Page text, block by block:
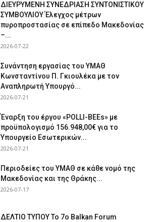
ΔΙΕΥΡΥΜΕΝΗ ΣΥΝΕΔΡΙΑΣΗ ΣΥΝΤΟΝΙΣΤΙΚΟΥ
ΣΥΜΒΟΥΛΙΟΥ Έλεγχος μέτρων
πυροπροστασίας σε επίπεδο Μακεδονίας
–...
2026-07-22
Συνάντηση εργασίας του ΥΜΑΘ
Κωνσταντίνου Π. Γκιουλέκα με τον
Αναπληρωτή Υπουργό...
2026-07-21
Έναρξη του έργου «POLLI-BEEs» με
προϋπολογισμό 156.948,00€ για το
Υπουργείο Εσωτερικών...
2026-07-21
Περιοδείες του ΥΜΑΘ σε κάθε νομό της
Μακεδονίας και της Θράκης...
2026-07-17
ΔΕΛΤΙΟ ΤΥΠΟΥ Το 7ο Balkan Forum